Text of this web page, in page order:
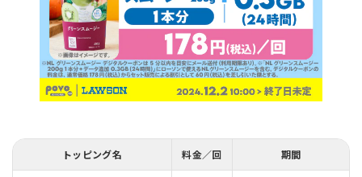
トッピング名 料金／回 期間